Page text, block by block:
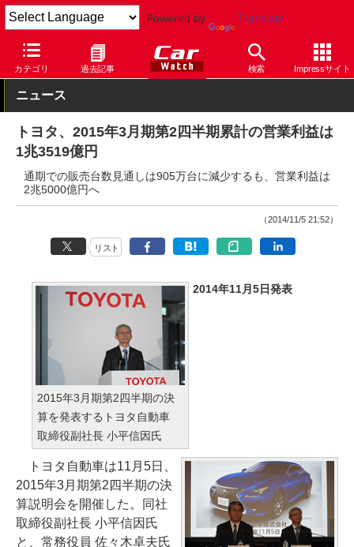
Powered by Translate
カテゴリ 過去記事 検索 Impressサイト
Car Watch 自動車 トヨタ その他
ニュース
トヨタ、2015年3月期第2四半期累計の営業利益は
1兆3519億円
通期での販売台数見通しは905万台に減少するも、営業利益は
2兆5000億円へ
（2014/11/5 21:52）
リスト
2015年3月期第2四半期の決
算を発表するトヨタ自動車
取締役副社長 小平信因氏
2014年11月5日発表
トヨタ自動車は11月5日、
2015年3月期第2四半期の決
算説明会を開催した。同社
取締役副社長 小平信因氏
と、常務役員 佐々木卓夫氏